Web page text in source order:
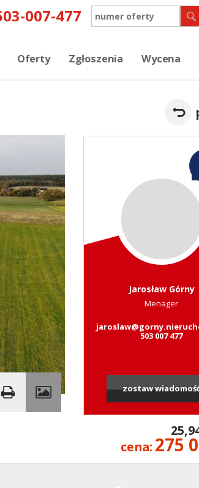
Oferty Zgłoszenia Wycena
Jarosław Górny
Menager
503 007 477
zostaw
cena: 275